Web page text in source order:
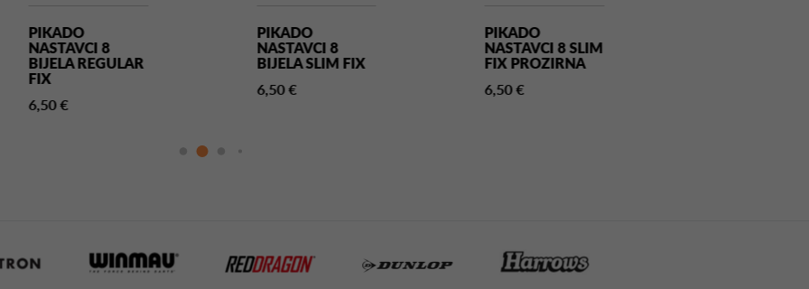
PIKADO
NASTAVCI 8
BIJELA REGULAR
FIX
6,50 €
PIKADO
NASTAVCI 8
BIJELA SLIM FIX
6,50 €
PIKADO
NASTAVCI 8 SLIM
FIX PROZIRNA
6,50 €